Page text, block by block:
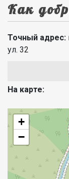
Как
Точный адрес:
ул. 32
На карте:
+
−